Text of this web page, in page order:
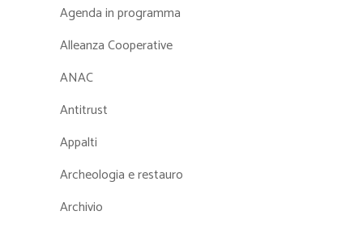
Agenda in programma
Alleanza Cooperative
ANAC
Antitrust
Appalti
Archeologia e restauro
Archivio